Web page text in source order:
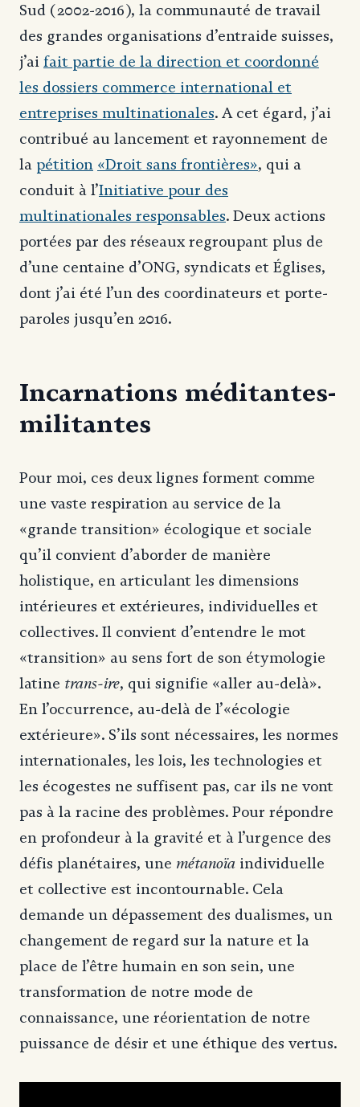
Sud (2002-2016), la communauté de travail
des grandes organisations d’entraide suisses,
j’ai fait partie de la direction et coordonné
les dossiers commerce international et
entreprises multinationales. A cet égard, j’ai
contribué au lancement et rayonnement de
la pétition «Droit sans frontières», qui a
conduit à l’Initiative pour des
multinationales responsables. Deux actions
portées par des réseaux regroupant plus de
d’une centaine d’ONG, syndicats et Églises,
dont j’ai été l’un des coordinateurs et porte-
paroles jusqu’en 2016.
Incarnations méditantes-
militantes
Pour moi, ces deux lignes forment comme
une vaste respiration au service de la
«grande transition» écologique et sociale
qu’il convient d’aborder de manière
holistique, en articulant les dimensions
intérieures et extérieures, individuelles et
collectives. Il convient d’entendre le mot
«transition» au sens fort de son étymologie
latine trans-ire, qui signifie «aller au-delà».
En l’occurrence, au-delà de l’«écologie
extérieure». S’ils sont nécessaires, les normes
internationales, les lois, les technologies et
les écogestes ne suffisent pas, car ils ne vont
pas à la racine des problèmes. Pour répondre
en profondeur à la gravité et à l’urgence des
défis planétaires, une métanoïa individuelle
et collective est incontournable. Cela
demande un dépassement des dualismes, un
changement de regard sur la nature et la
place de l’être humain en son sein, une
transformation de notre mode de
connaissance, une réorientation de notre
puissance de désir et une éthique des vertus.